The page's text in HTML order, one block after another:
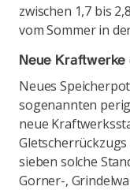
zwischen 1,7 bis
vom Sommer in
Neue
Neues
sogenannten
neue
sieben solche
Gorner-,